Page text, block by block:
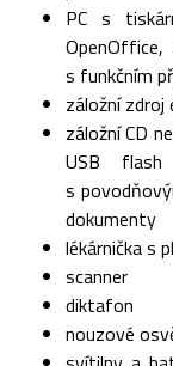
PC s
s funkčním
záložní zdroj
záložní CD
USB
s
dokumenty
lékárnička s
scanner
diktafon
nouzové